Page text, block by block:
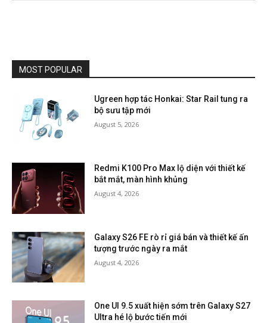
MOST POPULAR
Ugreen hợp tác Honkai: Star Rail tung ra
bộ sưu tập mới
August 5, 2026
Redmi K100 Pro Max lộ diện với thiết kế
bắt mắt, màn hình khủng
August 4, 2026
Galaxy S26 FE rò rỉ giá bán và thiết kế ấn
tượng trước ngày ra mắt
August 4, 2026
One UI 9.5 xuất hiện sớm trên Galaxy S27
Ultra hé lộ bước tiến mới